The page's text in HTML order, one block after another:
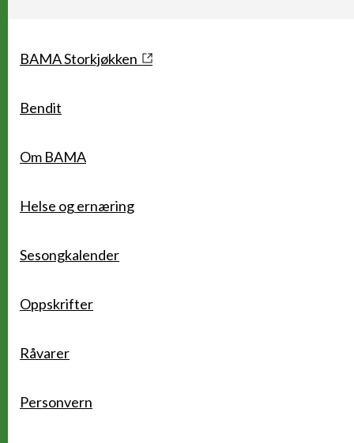
Snarveier
BAMA Storkjøkken
Bendit
Om BAMA
Helse og ernæring
Sesongkalender
Oppskrifter
Råvarer
Personvern